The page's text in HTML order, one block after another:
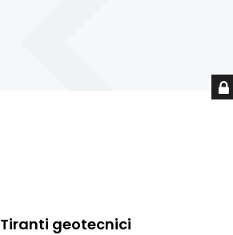
Tiranti geotecnici